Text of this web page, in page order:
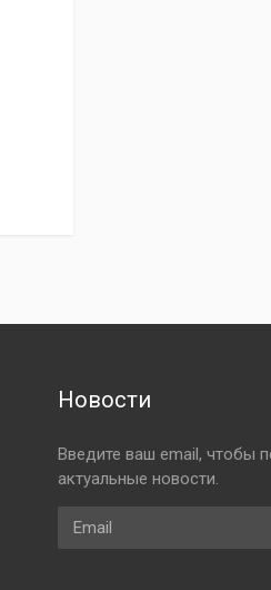
Новости
Введите ваш email, чтобы
актуальные новости.
Email